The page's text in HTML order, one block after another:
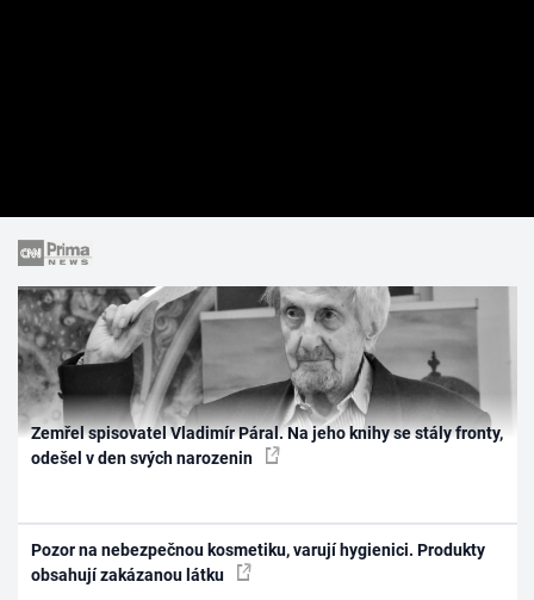
Zemřel spisovatel Vladimír Páral. Na jeho knihy se stály fronty,
odešel v den svých narozenin
Pozor na nebezpečnou kosmetiku, varují hygienici. Produkty
obsahují zakázanou látku